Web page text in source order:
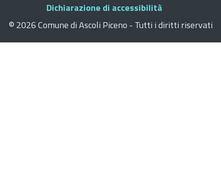
Dichiarazione di accessibilità
© 2026 Comune di Ascoli Piceno - Tutti i diritti riservati